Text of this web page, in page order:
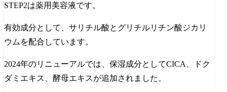
STEP2は薬用美容液です。
有効成分として、サリチル酸とグリチルリチン酸ジカリ
ウムを配合しています。
2024年のリニューアルでは、保湿成分としてCICA、ドク
ダミエキス、酵母エキスが追加されました。